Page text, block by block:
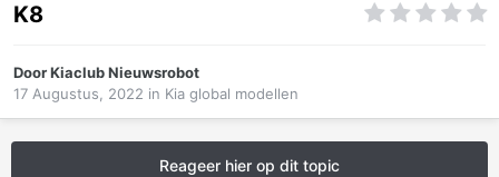
K8
DoorKiaclub Nieuwsrobot
17 Augustus, 2022 in Kia global modellen
Reageer hier op dit topic